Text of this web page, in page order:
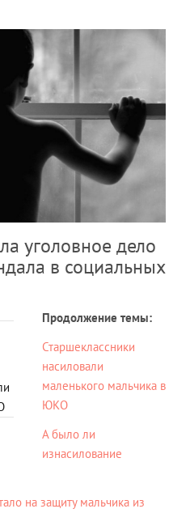
уголовное дело
в социальных
Продолжение темы:
Старшеклассники
насиловали
маленького мальчика в
ЮКО
А было ли
изнасилование
на защиту мальчика из